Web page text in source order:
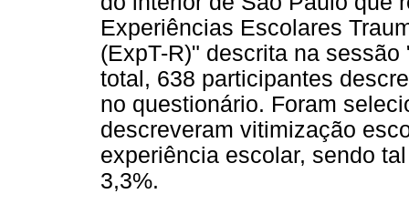
Experiências Escolares
(ExpT-R)" descrita na
total, 638 participantes
no questionário. Foram
descreveram vitimização
experiência escolar, sendo
3,3%.